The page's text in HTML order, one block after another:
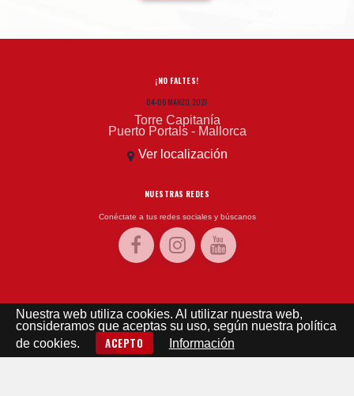
¡NO FALTES!
04-06 MARZO, 2027
Torre Capitanía
Puerto Portals - Mallorca
Ver localización
NUESTRAS REDES
Conéctate a tus redes sociales y búscanos
EL TIEMPO
El tiempo - Tutiempo.net
Nuestra web utiliza cookies. Al utilizar nuestra web,
consideramos que aceptas su uso, según nuestra política
de cookies.
ACEPTO Información